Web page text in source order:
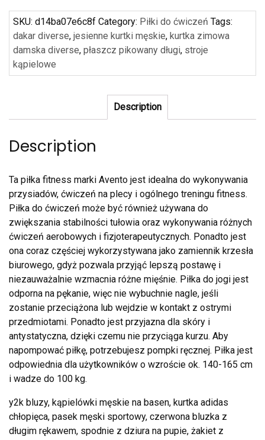
SKU: d14ba07e6c8f Category: Piłki do ćwiczeń Tags:
dakar diverse, jesienne kurtki męskie, kurtka zimowa
damska diverse, płaszcz pikowany długi, stroje
kąpielowe
Description
Description
Ta piłka fitness marki Avento jest idealna do wykonywania
przysiadów, ćwiczeń na plecy i ogólnego treningu fitness.
Piłka do ćwiczeń może być również używana do
zwiększania stabilności tułowia oraz wykonywania różnych
ćwiczeń aerobowych i fizjoterapeutycznych. Ponadto jest
ona coraz częściej wykorzystywana jako zamiennik krzesła
biurowego, gdyż pozwala przyjąć lepszą postawę i
niezauważalnie wzmacnia różne mięśnie. Piłka do jogi jest
odporna na pękanie, więc nie wybuchnie nagle, jeśli
zostanie przeciążona lub wejdzie w kontakt z ostrymi
przedmiotami. Ponadto jest przyjazna dla skóry i
antystatyczna, dzięki czemu nie przyciąga kurzu. Aby
napompować piłkę, potrzebujesz pompki ręcznej. Piłka jest
odpowiednia dla użytkowników o wzroście ok. 140-165 cm
i wadze do 100 kg.
y2k bluzy, kąpielówki męskie na basen, kurtka adidas
chłopięca, pasek męski sportowy, czerwona bluzka z
długim rękawem, spodnie z dziura na pupie, żakiet z